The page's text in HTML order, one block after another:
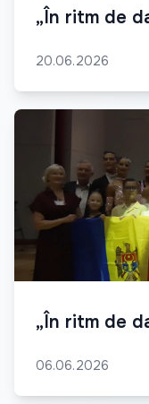
„În ritm de
20.06.2026
„În ritm de
06.06.2026